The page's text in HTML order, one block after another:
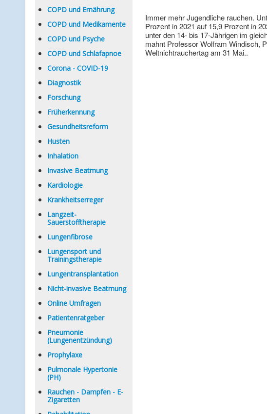
COPD und Ernährung
COPD und Medikamente
COPD und Psyche
COPD und Schlafapnoe
Corona - COVID-19
Diagnostik
Forschung
Früherkennung
Gesundheitsreform
Husten
Inhalation
Invasive Beatmung
Kardiologie
Krankheitserreger
Langzeit-
Sauerstofftherapie
Lungenfibrose
Lungensport und
Trainingstherapie
Lungentransplantation
Nicht-invasive Beatmung
Online Umfragen
Patientenratgeber
Pneumonie
(Lungenentzündung)
Prophylaxe
Pulmonale Hypertonie
(PH)
Rauchen - Dampfen - E-
Zigaretten
Immer mehr Jugendliche rauchen.
Prozent in 2021 auf 15,9 Prozent in
unter den 14- bis 17-Jährigen im
mahnt Professor Wolfram Windisch,
Weltnichtrauchertag am 31 Mai..